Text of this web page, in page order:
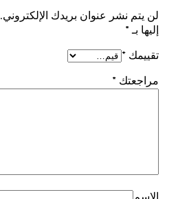
لن يتم نشر عنوان بريدك الإلكتروني.
إليها بـ*
تقييمك *
مراجعتك *